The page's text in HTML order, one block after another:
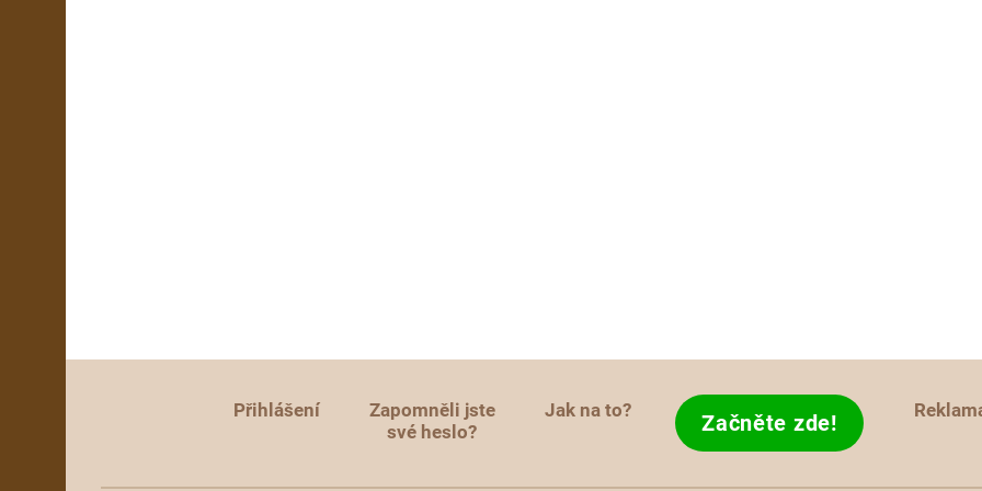
Přihlášení
Zapomněli jste
své heslo?
Jak na to? Začněte zde!